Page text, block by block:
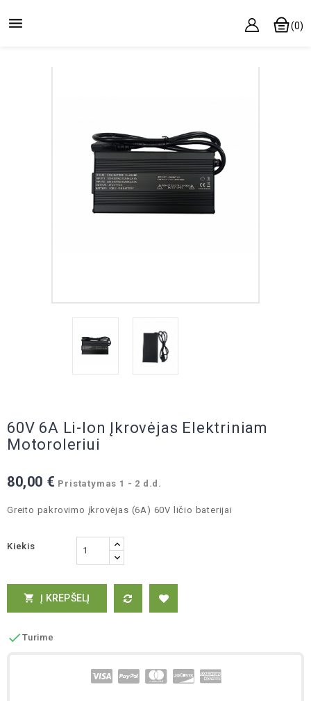
 (0)
60V 6A Li-Ion Įkrovėjas Elektriniam
Motoroleriui
80,00 € Pristatymas 1 - 2 d.d.
Greito pakrovimo įkrovėjas (6A) 60V ličio baterijai
Kiekis
 Į KREPŠELĮ
 Turime